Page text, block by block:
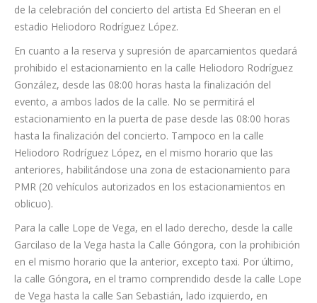
de la celebración del concierto del artista Ed Sheeran en el
estadio Heliodoro Rodríguez López.
En cuanto a la reserva y supresión de aparcamientos quedará
prohibido el estacionamiento en la calle Heliodoro Rodríguez
González, desde las 08:00 horas hasta la finalización del
evento, a ambos lados de la calle. No se permitirá el
estacionamiento en la puerta de pase desde las 08:00 horas
hasta la finalización del concierto. Tampoco en la calle
Heliodoro Rodríguez López, en el mismo horario que las
anteriores, habilitándose una zona de estacionamiento para
PMR (20 vehículos autorizados en los estacionamientos en
oblicuo).
Para la calle Lope de Vega, en el lado derecho, desde la calle
Garcilaso de la Vega hasta la Calle Góngora, con la prohibición
en el mismo horario que la anterior, excepto taxi. Por último,
la calle Góngora, en el tramo comprendido desde la calle Lope
de Vega hasta la calle San Sebastián, lado izquierdo, en